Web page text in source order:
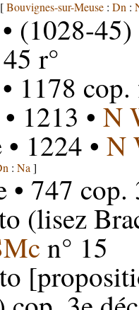
Bouvignes-sur-Meuse: Dn :
(1028-
r°
1178
• 1213 • N
• 1224 • N
: Na ]
• 747 cop.
(lisez
n° 15